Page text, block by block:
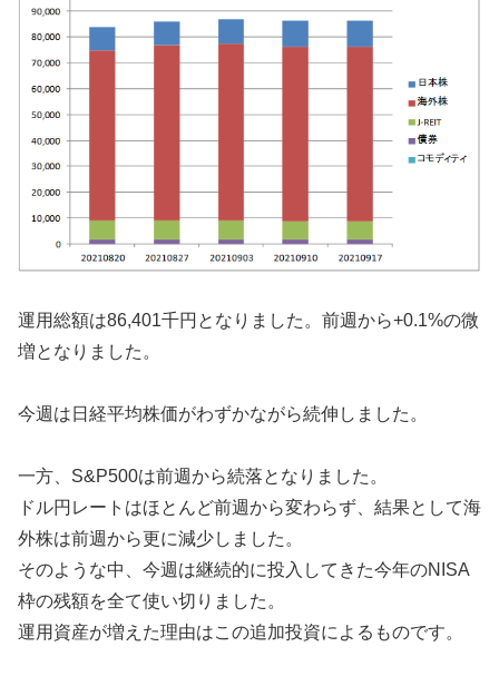
運用総額は86,401千円となりました。前週から+0.1%の微
増となりました。
今週は日経平均株価がわずかながら続伸しました。
一方、S&P500は前週から続落となりました。
ドル円レートはほとんど前週から変わらず、結果として海
外株は前週から更に減少しました。
そのような中、今週は継続的に投入してきた今年のNISA
枠の残額を全て使い切りました。
運用資産が増えた理由はこの追加投資によるものです。